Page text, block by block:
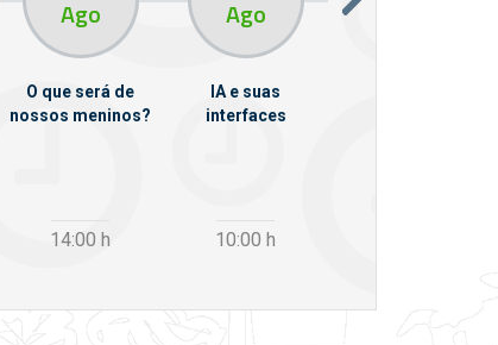
Ago
O que será de
nossos meninos?
14:00 h
Ago
IA e suas
interfaces
10:00 h